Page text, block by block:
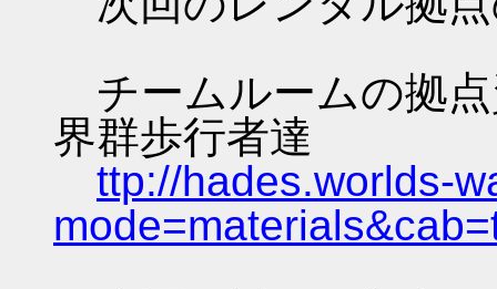
チームルームの拠
界群歩行者達
ttp://hades.worlds-